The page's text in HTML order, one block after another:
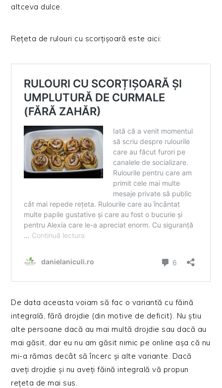
altceva dulce.
Rețeta de rulouri cu scorțișoară este aici:
De data aceasta voiam să fac o variantă cu făină
integrală, fără drojdie (din motive de deficit). Nu știu
alte persoane dacă au mai multă drojdie sau dacă au
mai găsit, dar eu nu am găsit nimic pe online așa că nu
mi-a rămas decât să încerc și alte variante. Dacă
aveți drojdie și nu aveți făină integrală vă propun
rețeta de mai sus.